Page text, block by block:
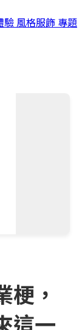
驗 風格服飾 專題
梗，
這一